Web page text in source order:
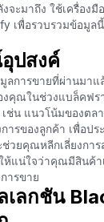
จะมาถึง ใช้เครื่องมื
เพื่อรวบรวมข้อมูล
ปสงค์
ลการขายที่ผ่านมา
คุณในช่วงแบล็คฟร
ช่น แนวโน้มของตล
ารของลูกค้า เพื่อป
วยคุณหลีกเลี่ยงการ
ห้แน่ใจว่าคุณมีสินค้า
ารขาย
เลกชัน